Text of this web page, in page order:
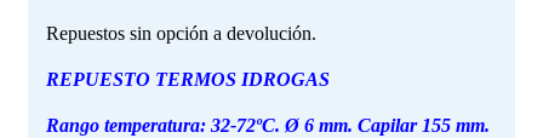
Repuestos sin opción a devolución.
REPUESTO TERMOS IDROGAS
Rango temperatura: 32-72ºC. Ø 6 mm. Capilar 155 mm.